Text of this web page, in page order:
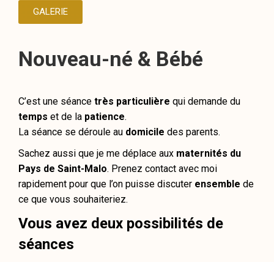
GALERIE
Nouveau-né & Bébé
C’est une séance très particulière qui demande du
temps et de la patience.
La séance se déroule au domicile des parents.
Sachez aussi que je me déplace aux maternités du
Pays de Saint-Malo. Prenez contact avec moi
rapidement pour que l’on puisse discuter ensemble de
ce que vous souhaiteriez.
Vous avez deux possibilités de
séances